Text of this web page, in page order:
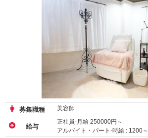
募集職種 美容師
給与
正社員-月給 250000円～
アルバイト・パート-時給 : 1200～